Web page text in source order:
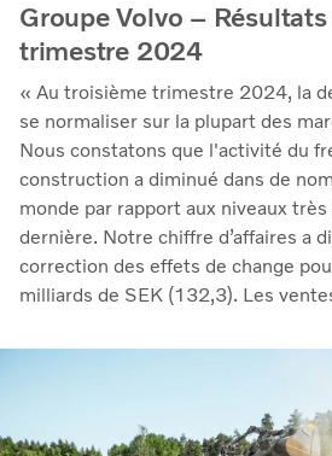
Groupe Volvo –
trimestre 2024
« Au troisième trimestre 2024, la
se normaliser sur la plupart des
Nous constatons que l'activité du
construction a diminué dans de
monde par rapport aux niveaux
dernière. Notre chiffre d’affaires a
correction des effets de change
milliards de SEK (132,3). Les
celles des services sont restées
bénéfices malgré la baisse des
résultat d'exploitation de 14,1